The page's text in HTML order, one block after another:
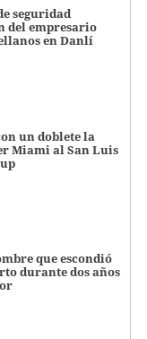
seguridad
del empresario
en Danlí
un doblete la
Miami al San Luis
que escondió
durante dos años